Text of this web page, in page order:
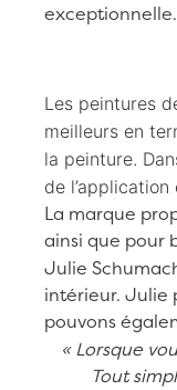
Les peintures
meilleurs en
la peinture.
de
La marque
ainsi que pour
Julie
intérieur. Julie
pouvons
« Lorsque
Tout